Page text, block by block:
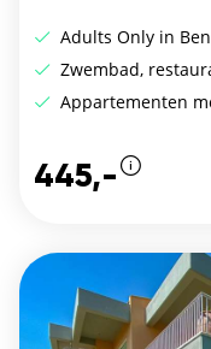
Adults Only in
Zwembad,
Appartementen
445,-